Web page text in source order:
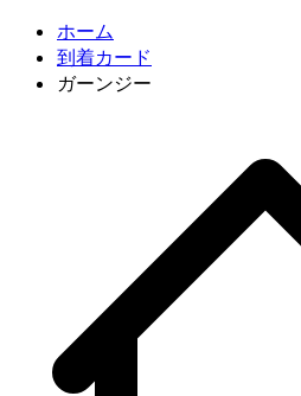
ホーム
到着カード
ガーンジー